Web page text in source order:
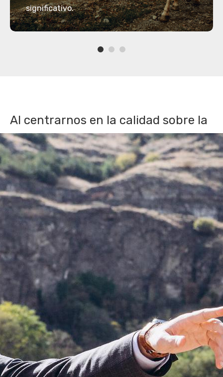
significativo.
Al centrarnos en la calidad sobre la
cantidad, nos aseguramos de que
su viaje con nosotros no sea solo un
recorrido, sino una colección de
recuerdos atesorados. Le invitamos
a descubrir Georgia de una manera
que prioriza la profundidad sobre la
amplitud, la autenticidad sobre lo
cotidiano y su satisfacción por
encima de todo.